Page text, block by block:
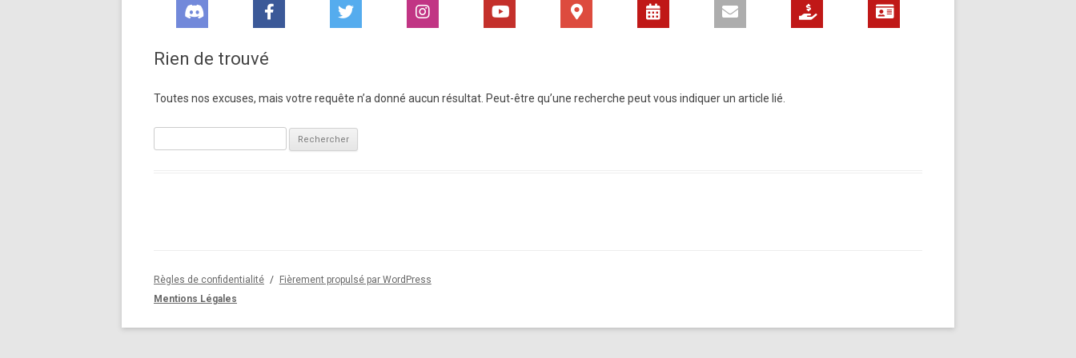
Rien de trouvé
Toutes nos excuses, mais votre requête n’a donné aucun résultat. Peut-être qu’une recherche peut vous indiquer un article lié.
Règles de confidentialité
Fièrement propulsé par WordPress
Mentions Légales